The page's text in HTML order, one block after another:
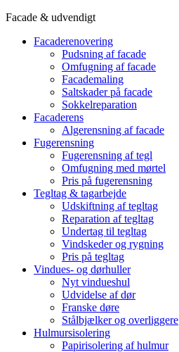
Facade & udvendigt
Facaderenovering
Pudsning af facade
Omfugning af facade
Facademaling
Saltskader på facade
Sokkelreparation
Facaderens
Algerensning af facade
Fugerensning
Fugerensning af tegl
Omfugning med mørtel
Pris på fugerensning
Tegltag & tagarbejde
Udskiftning af tegltag
Reparation af tegltag
Undertag til tegltag
Vindskeder og rygning
Pris på tegltag
Vindues- og dørhuller
Nyt vindueshul
Udvidelse af dør
Franske døre
Stålbjælker og overliggere
Hulmursisolering
Papirisolering af hulmur